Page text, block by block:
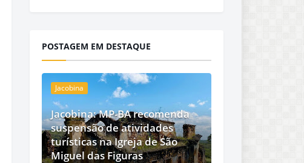
POSTAGEM EM DESTAQUE
Jacobina
Jacobina: MP-BA recomenda
suspensão de atividades
turísticas na Igreja de São
Miguel das Figuras